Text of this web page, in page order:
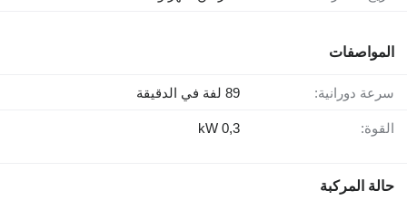
المواصفات
سرعة دورانية: 89 لفة في الدقيقة
القوة: 0,3 kW
حالة المركبة